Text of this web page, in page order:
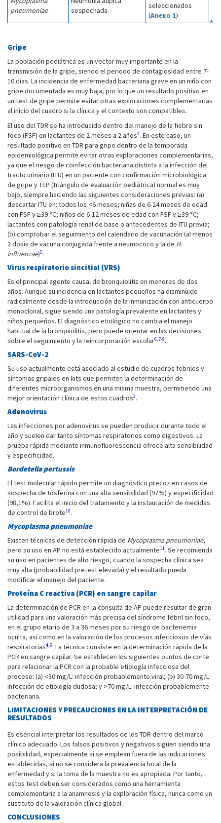
pneumoniae
sospechada
seleccionados
(Anexo 1)
Gripe
La población pediátrica es un vector muy importante en la
transmisión de la gripe, siendo el periodo de contagiosidad entre 7-
10 días. La incidencia de enfermedad bacteriana grave en un niño con
gripe documentada es muy baja, por lo que un resultado positivo en
un test de gripe permite evitar otras exploraciones complementarias
al inicio del cuadro si la clínica y el contexto son compatibles.
El uso del TDR se ha introducido dentro del manejo de la fiebre sin
foco (FSF) en lactantes de 2 meses a 2 años4. En este caso, un
resultado positivo en TDR para gripe dentro de la temporada
epidemiológica permite evitar otras exploraciones complementarias,
ya que el riesgo de coinfección bacteriana distinta a la infección del
tracto urinario (ITU) en un paciente con confirmación microbiológica
de gripe y TEP (triángulo de evaluación pediátrica) normal es muy
bajo, siempre haciendo las siguientes consideraciones previas: (a)
descartar ITU en: todos los <6 meses; niñas de 6-24 meses de edad
con FSF y ≥39 °C; niños de 6-12 meses de edad con FSF y ≥39 °C;
lactantes con patología renal de base o antecedentes de ITU previa;
(b) comprobar el seguimiento del calendario de vacunación (al menos
2 dosis de vacuna conjugada frente a neumococo y la de H.
influenzae)5.
Virus respiratorio sincitial (VRS)
Es el principal agente causal de bronquiolitis en menores de dos
años. Aunque su incidencia en lactantes pequeños ha disminuido
radicalmente desde la introducción de la inmunización con anticuerpo
monoclonal, sigue siendo una patología prevalente en lactantes y
niños pequeños. El diagnóstico etiológico no cambia el manejo
habitual de la bronquiolitis, pero puede orientar en las decisiones
sobre el seguimiento y la reincorporación escolar6,7-9.
SARS-CoV-2
Su uso actualmente está asociado al estudio de cuadros febriles y
síntomas gripales en kits que permiten la determinación de
diferentes microorganismos en una misma muestra, permitiendo una
mejor orientación clínica de estos cuadros3.
Adenovirus
Las infecciones por adenovirus se pueden producir durante todo el
año y suelen dar tanto síntomas respiratorios como digestivos. La
prueba rápida mediante inmunofluorescencia ofrece alta sensibilidad
y especificidad.
Bordetella pertussis
El test molecular rápido permite un diagnóstico precoz en casos de
sospecha de tosferina con una alta sensibilidad (97%) y especificidad
(98,1%). Facilita el inicio del tratamiento y la instauración de medidas
de control de brote10.
Mycoplasma pneumoniae
Existen técnicas de detección rápida de Mycoplasma pneumoniae,
pero su uso en AP no está establecido actualmente11. Se recomienda
su uso en pacientes de alto riesgo, cuando la sospecha clínica sea
muy alta (probabilidad pretest elevada) y el resultado pueda
modificar el manejo del paciente.
Proteína C reactiva (PCR) en sangre capilar
La determinación de PCR en la consulta de AP puede resultar de gran
utilidad para una valoración más precisa del síndrome febril sin foco,
en el grupo etario de 3 a 36 meses por su riesgo de bacteriemia
oculta, así como en la valoración de los procesos infecciosos de vías
respiratorias4,6. La técnica consiste en la determinación rápida de la
PCR en sangre capilar. Se establecen los siguientes puntos de corte
para relacionar la PCR con la probable etiología infecciosa del
proceso: (a) <30 mg/L: infección probablemente viral; (b) 30-70 mg/L:
infección de etiología dudosa; y >70 mg/L: infección probablemente
bacteriana.
LIMITACIONES Y PRECAUCIONES EN LA INTERPRETACIÓN DE
RESULTADOS
Es esencial interpretar los resultados de los TDR dentro del marco
clínico adecuado. Los falsos positivos y negativos siguen siendo una
posibilidad, especialmente si se emplean fuera de las indicaciones
establecidas, si no se considera la prevalencia local de la
enfermedad y si la toma de la muestra no es apropiada. Por tanto,
estos test deben ser considerados como una herramienta
complementaria a la anamnesis y la exploración física, nunca como un
sustituto de la valoración clínica global.
CONCLUSIONES